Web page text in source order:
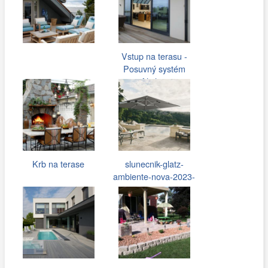
Vstup na terasu -
Posuvný systém
Aliplast
Krb na terase
slunecnik-glatz-
ambiente-nova-2023-
1300x.jpg